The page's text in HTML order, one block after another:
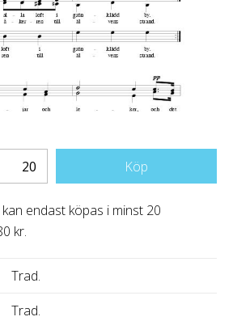
Köp
endast köpas i minst 20
kr.
Trad.
Trad.